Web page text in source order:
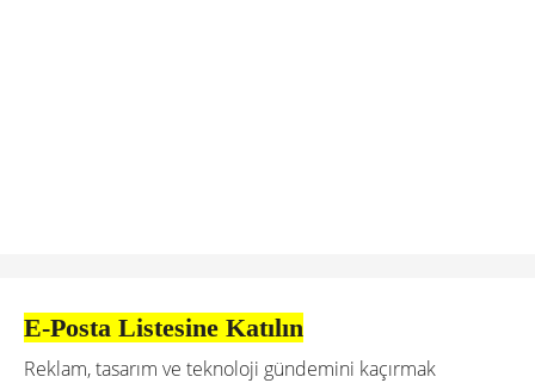
E-Posta Listesine Katılın
Reklam, tasarım ve teknoloji gündemini kaçırmak